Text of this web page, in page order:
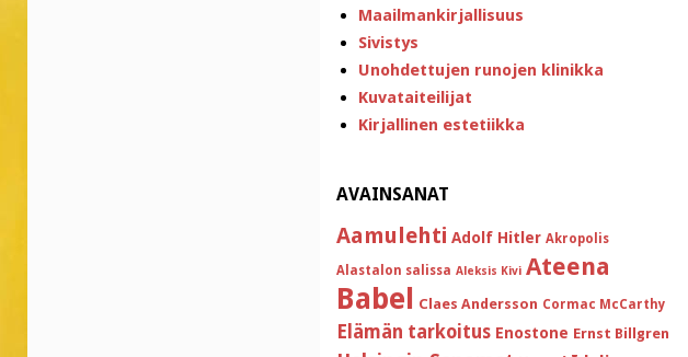
Maailmankirjallisuus
Sivistys
Unohdettujen runojen klinikka
Kuvataiteilijat
Kirjallinen estetiikka
AVAINSANAT
Aamulehti Adolf Hitler Akropolis
Alastalon salissa Aleksis Kivi Ateena
Babel Claes Andersson Cormac McCarthy
Elämän tarkoitus Enostone Ernst Billgren